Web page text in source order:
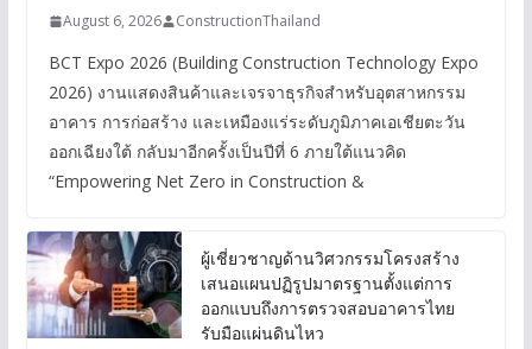
August 6, 2026 ConstructionThailand
BCT Expo 2026 (Building Construction Technology Expo
2026) งานแสดงสินค้าและเจรจาธุรกิจสำหรับอุตสาหกรรม
อาคาร การก่อสร้าง และเหมืองแร่ระดับภูมิภาคเอเชียตะวัน
ออกเฉียงใต้ กลับมาอีกครั้งเป็นปีที่ 6 ภายใต้แนวคิด
“Empowering Net Zero in Construction &
ผู้เชี่ยวชาญด้านวิศวกรรมโครงสร้าง
เสนอแผนปฏิรูปมาตรฐานตั้งแต่การ
ออกแบบถึงการตรวจสอบอาคารไทย
รับมือแผ่นดินไหว